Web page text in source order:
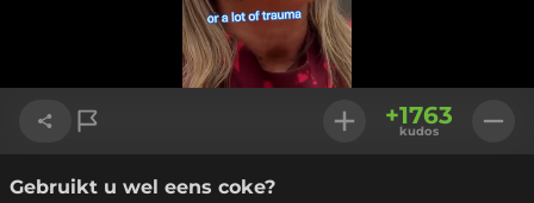
Geladen
:
100.00%
Link kopiëren
+1763
kudos
Gebruikt u wel eens coke?